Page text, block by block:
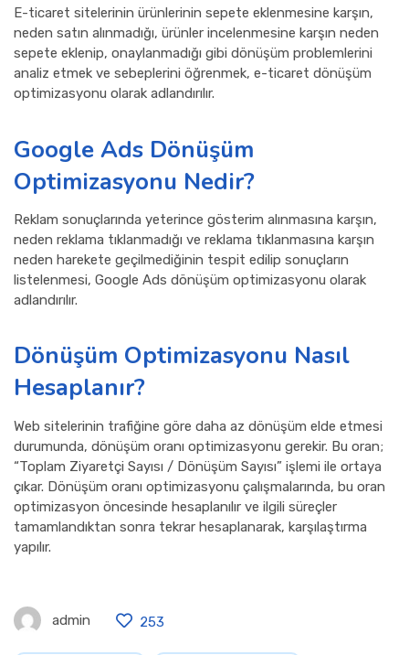
E-ticaret sitelerinin ürünlerinin sepete eklenmesine karşın,
neden satın alınmadığı, ürünler incelenmesine karşın neden
sepete eklenip, onaylanmadığı gibi dönüşüm problemlerini
analiz etmek ve sebeplerini öğrenmek, e-ticaret dönüşüm
optimizasyonu olarak adlandırılır.
Google Ads Dönüşüm
Optimizasyonu Nedir?
Reklam sonuçlarında yeterince gösterim alınmasına karşın,
neden reklama tıklanmadığı ve reklama tıklanmasına karşın
neden harekete geçilmediğinin tespit edilip sonuçların
listelenmesi, Google Ads dönüşüm optimizasyonu olarak
adlandırılır.
Dönüşüm Optimizasyonu Nasıl
Hesaplanır?
Web sitelerinin trafiğine göre daha az dönüşüm elde etmesi
durumunda, dönüşüm oranı optimizasyonu gerekir. Bu oran;
“Toplam Ziyaretçi Sayısı / Dönüşüm Sayısı” işlemi ile ortaya
çıkar. Dönüşüm oranı optimizasyonu çalışmalarında, bu oran
optimizasyon öncesinde hesaplanılır ve ilgili süreçler
tamamlandıktan sonra tekrar hesaplanarak, karşılaştırma
yapılır.
admin 253